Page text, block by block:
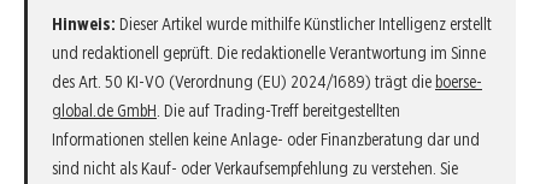
Hinweis: Dieser Artikel wurde mithilfe Künstlicher Intelligenz erstellt
und redaktionell geprüft. Die redaktionelle Verantwortung im Sinne
des Art. 50 KI-VO (Verordnung (EU) 2024/1689) trägt die boerse-
global.de GmbH . Die auf Trading-Treff bereitgestellten
Informationen stellen keine Anlage- oder Finanzberatung dar und
sind nicht als Kauf- oder Verkaufsempfehlung zu verstehen. Sie